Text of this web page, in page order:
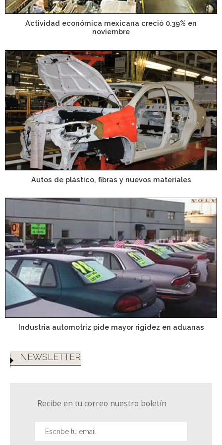
Actividad económica mexicana creció 0.39% en
noviembre
Autos de plástico, fibras y nuevos materiales
Industria automotriz pide mayor rigidez en aduanas
NEWSLETTER
Recibe en tu correo nuestro boletín